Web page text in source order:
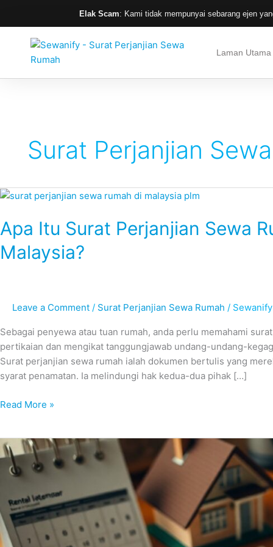
content
Elak Scam: Kami tidak mempunyai sebarang ejen
Laman Utama
Surat Perjanjian
Apa Itu Surat Perjanjian Sewa
Malaysia?
Leave a Comment / Surat Perjanjian Sewa Rumah / Sewanify
Sebagai penyewa atau tuan rumah, anda perlu memahami
pertikaian dan mengikat tanggungjawab undang-undang-
Surat perjanjian sewa rumah ialah dokumen bertulis yang
syarat penamatan. Ia melindungi hak kedua-dua pihak […]
Apa
Surat
Perjanjian
Sewa
Wajib
di
Malaysia?
Read More »
10
Perkara
Penting
Surat
Perjanjian
Sewa